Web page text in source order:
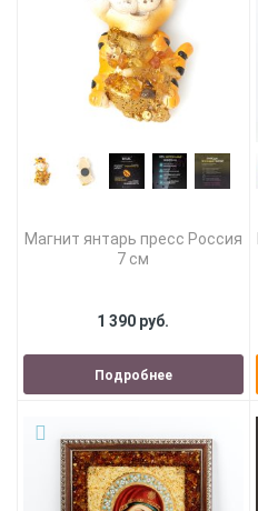
Магнит янтарь пресс Россия
7 см
1 390 руб.
Подробнее